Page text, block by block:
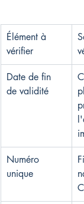
Élément à
vérifier
Date de fin
de validité
Numéro
unique